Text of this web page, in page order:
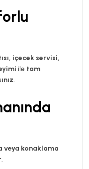
içecek servisi,
ile tam
.
veya konaklama
.